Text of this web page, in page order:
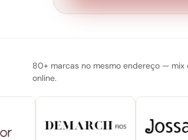
80+ marcas no mesmo endereço —
online.